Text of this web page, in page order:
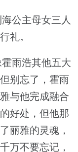
公主母女三人
礼。
雨浩其他五大
别忘了，霍雨
与他完成融合
好处，但他那
丽雅的灵魂，
万不要忘记，